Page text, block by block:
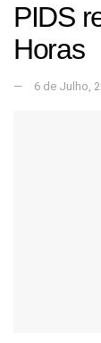
PIDS
Horas
6 de Julho,